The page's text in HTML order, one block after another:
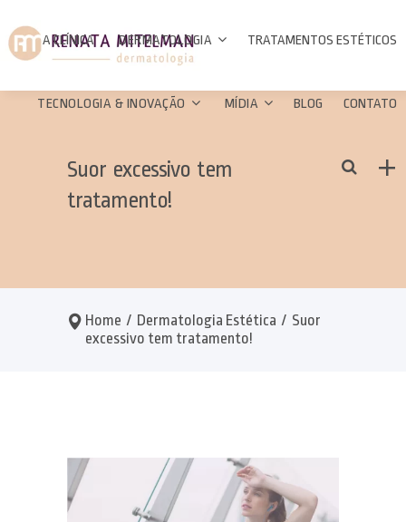
Agende sua consulta:
Agenda Agora!
11 2533-2460
Principais
Tratamentos estéticos
Tecnologia & Inovação
A CLÍNICA DERMATOLOGIA
Dermatologia Clínica
Dermatologia Capilar
TRATAMENTOS ESTÉTICOS
TECNOLOGIA & INOVAÇÃO
Laser Co2
Microfocado
Medicamentos na Pele
Ondas de Choque
MÍDIA BLOG CONTATO
Suor excessivo tem
tratamento!
Home / Dermatologia Estética / Suor
excessivo tem tratamento!